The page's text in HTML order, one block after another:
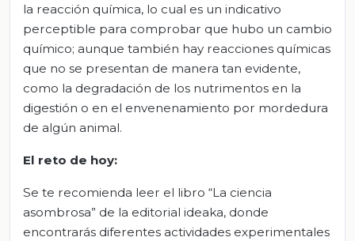
la reacción química, lo cual es un indicativo
perceptible para comprobar que hubo un cambio
químico; aunque también hay reacciones químicas
que no se presentan de manera tan evidente,
como la degradación de los nutrimentos en la
digestión o en el envenenamiento por mordedura
de algún animal.
El reto de hoy:
Se te recomienda leer el libro “La ciencia
asombrosa” de la editorial ideaka, donde
encontrarás diferentes actividades experimentales